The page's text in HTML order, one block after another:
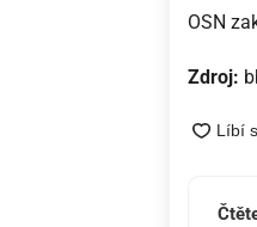
OSN
Zdroj: